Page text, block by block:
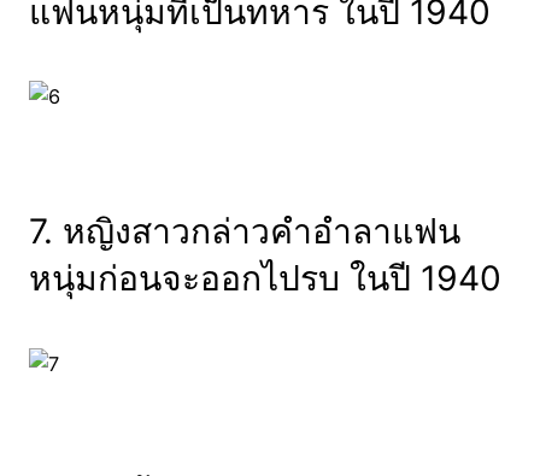
แฟนหนุ่มที่เป็นทหาร ในปี 1940
7. หญิงสาวกล่าวคำอำลาแฟน
หนุ่มก่อนจะออกไปรบ ในปี 1940